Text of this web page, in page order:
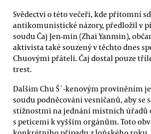
Svědectví o této večeři, kde přítomní
antikomunistické názory, předložil v
soudu Čaj Jen-min (Zhai Yanmin),
aktivista také souzený v těchto dnes
Chuovými přáteli. Čaj dostal pouze
trest.
Dalším Chu Š´-kenovým proviněním
soudu podněcování vesničanů, aby se
stížnostmi na jednání místních úřadů
s peticemi k vyšším orgánům. Toto